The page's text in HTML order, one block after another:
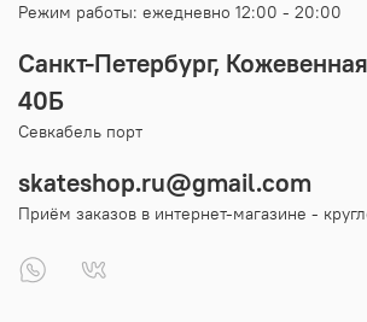
Режим работы: ежедневно 12:00 - 20:00
Санкт-Петербург,
40Б
Севкабель порт
skateshop.ru@gmail.com
Приём заказов в интернет-магазине -